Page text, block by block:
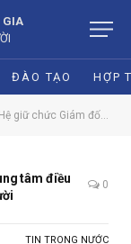
GIA
ĐÀO TẠO HỢP
tâm điều phối quốc gia về ghép bộ phận cơ thể người
tâm điều
0
TIN TRONG NƯỚC